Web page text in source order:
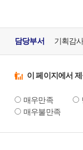
담당부서 기획감
이 페이지에서
매우만족
매우불만족